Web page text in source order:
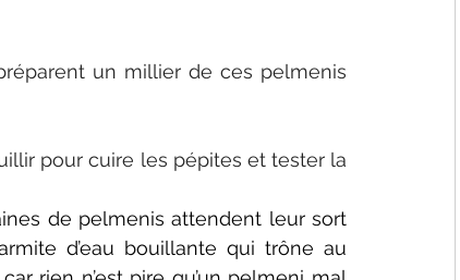
un millier de ces pelmenis
pour cuire les pépites et tester la
de pelmenis attendent leur sort
d’eau bouillante qui trône au